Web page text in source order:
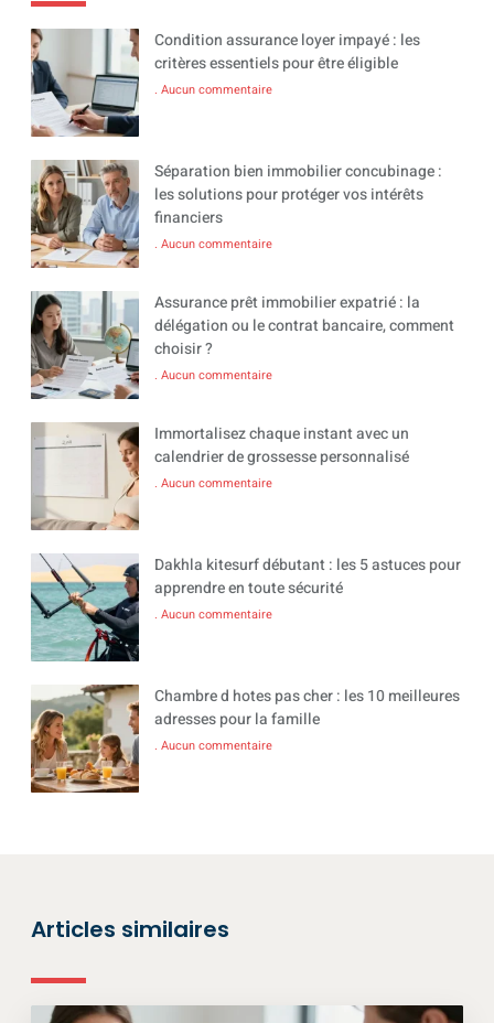
Condition assurance loyer impayé : les
critères essentiels pour être éligible
Aucun commentaire
Séparation bien immobilier concubinage :
les solutions pour protéger vos intérêts
financiers
Aucun commentaire
Assurance prêt immobilier expatrié : la
délégation ou le contrat bancaire, comment
choisir ?
Aucun commentaire
Immortalisez chaque instant avec un
calendrier de grossesse personnalisé
Aucun commentaire
Dakhla kitesurf débutant : les 5 astuces pour
apprendre en toute sécurité
Aucun commentaire
Chambre d hotes pas cher : les 10 meilleures
adresses pour la famille
Aucun commentaire
Articles similaires